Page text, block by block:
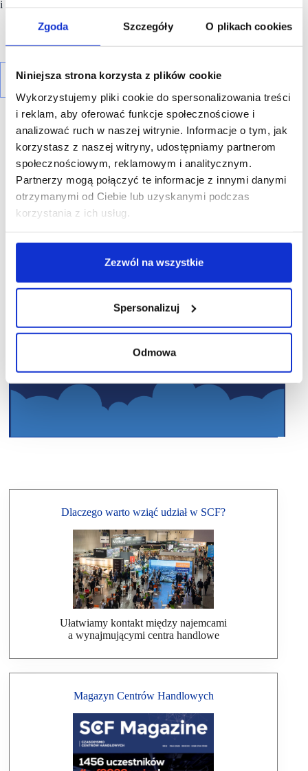
Zgoda Szczegóły O plikach cookies
Niniejsza strona korzysta z plików cookie
Wykorzystujemy pliki cookie do spersonalizowania treści
i reklam, aby oferować funkcje społecznościowe i
analizować ruch w naszej witrynie. Informacje o tym, jak
korzystasz z naszej witryny, udostępniamy partnerom
społecznościowym, reklamowym i analitycznym.
Partnerzy mogą połączyć te informacje z innymi danymi
otrzymanymi od Ciebie lub uzyskanymi podczas
korzystania z ich usług.
Zezwól na wszystkie
Spersonalizuj
Odmowa
i Hiszpanii. Więcej na WWW.aldi.pl
R E K L A M A
Dlaczego warto wziąć udział w SCF?
Ułatwiamy kontakt między najemcami
a wynajmującymi centra handlowe
Magazyn Centrów Handlowych